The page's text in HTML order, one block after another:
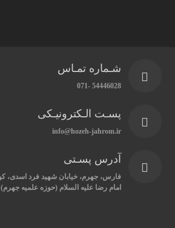
شـماره تمـاس
54446028 -071
پسـت الـکترونیـکی
info@hozeh-jahrom.ir
آدرس پسـتی
امام رضا علیه السلام (حوزه علمیه جهرم)